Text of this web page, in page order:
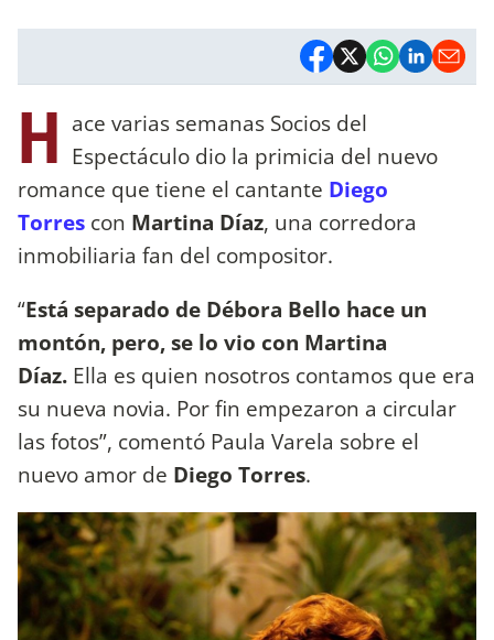
H ace varias semanas Socios del
Espectáculo dio la primicia del nuevo
romance que tiene el cantante Diego
Torres con Martina Díaz, una corredora
inmobiliaria fan del compositor.
“Está separado de Débora Bello hace un
montón, pero, se lo vio con Martina
Díaz. Ella es quien nosotros contamos que era
su nueva novia. Por fin empezaron a circular
las fotos”, comentó Paula Varela sobre el
nuevo amor de Diego Torres.